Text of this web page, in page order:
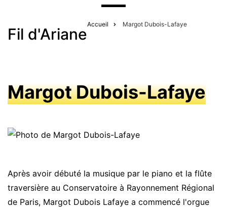
Fil d'Ariane
Accueil Margot Dubois-Lafaye
Margot Dubois-Lafaye
Après avoir débuté la musique par le piano et la flûte
traversière au Conservatoire à Rayonnement Régional
de Paris, Margot Dubois Lafaye a commencé l'orgue